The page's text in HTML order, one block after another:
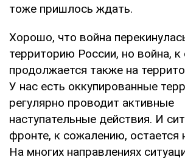
тоже пришлось ждать.
Хорошо, что война
территорию России, но война,
продолжается также на
У нас есть оккупированные
регулярно проводит активные
наступательные действия. И
фронте, к сожалению, остается
На многих направлениях